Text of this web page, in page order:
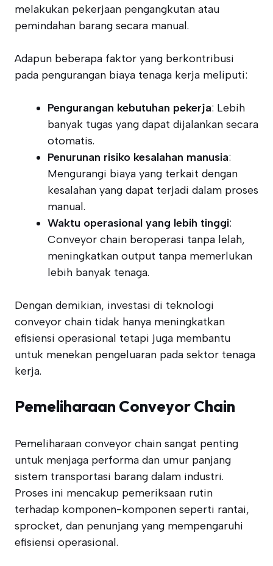
melakukan pekerjaan pengangkutan atau
pemindahan barang secara manual.
Adapun beberapa faktor yang berkontribusi
pada pengurangan biaya tenaga kerja meliputi:
Pengurangan kebutuhan pekerja: Lebih
banyak tugas yang dapat dijalankan secara
otomatis.
Penurunan risiko kesalahan manusia:
Mengurangi biaya yang terkait dengan
kesalahan yang dapat terjadi dalam proses
manual.
Waktu operasional yang lebih tinggi:
Conveyor chain beroperasi tanpa lelah,
meningkatkan output tanpa memerlukan
lebih banyak tenaga.
Dengan demikian, investasi di teknologi
conveyor chain tidak hanya meningkatkan
efisiensi operasional tetapi juga membantu
untuk menekan pengeluaran pada sektor tenaga
kerja.
Pemeliharaan Conveyor Chain
Pemeliharaan conveyor chain sangat penting
untuk menjaga performa dan umur panjang
sistem transportasi barang dalam industri.
Proses ini mencakup pemeriksaan rutin
terhadap komponen-komponen seperti rantai,
sprocket, dan penunjang yang mempengaruhi
efisiensi operasional.